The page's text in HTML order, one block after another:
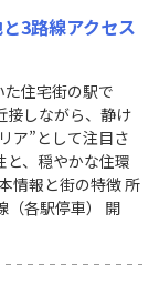
3路線アクセス
住宅街の駅で
接しながら、静け
ア”として注目さ
と、穏やかな住環
情報と街の特徴 所
（各駅停車） 開